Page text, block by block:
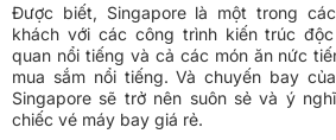
Được biết, Singapore là một trong
khách với các công trình kiến trúc
quan nổi tiếng và cả các món ăn nức
mua sắm nổi tiếng. Và chuyến bay
Singapore sẽ trở nên suôn sẻ và ý
chiếc vé máy bay giá rẻ.